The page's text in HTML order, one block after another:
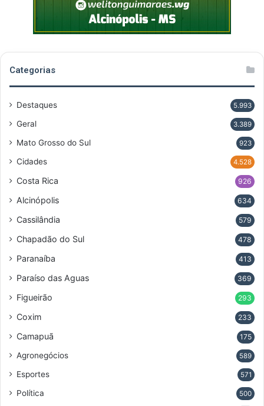
Categorias
Destaques 5.993
Geral 3.389
Mato Grosso do Sul 923
Cidades 4.528
Costa Rica 926
Alcinópolis 634
Cassilândia 579
Chapadão do Sul 478
Paranaíba 413
Paraíso das Aguas 369
Figueirão 293
Coxim 233
Camapuã 175
Agronegócios 589
Esportes 571
Política 500